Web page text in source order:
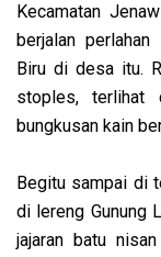
Kecamatan
berjalan
Biru di desa itu.
stoples, terlihat
bungkusan kain
Begitu sampai di
di lereng Gunung
jajaran batu